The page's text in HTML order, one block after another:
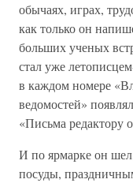
обычаях, играх,
как только он
больших ученых
стал уже
в каждом номере
ведомостей»
«Письма редактору
И по ярмарке он
посуды,